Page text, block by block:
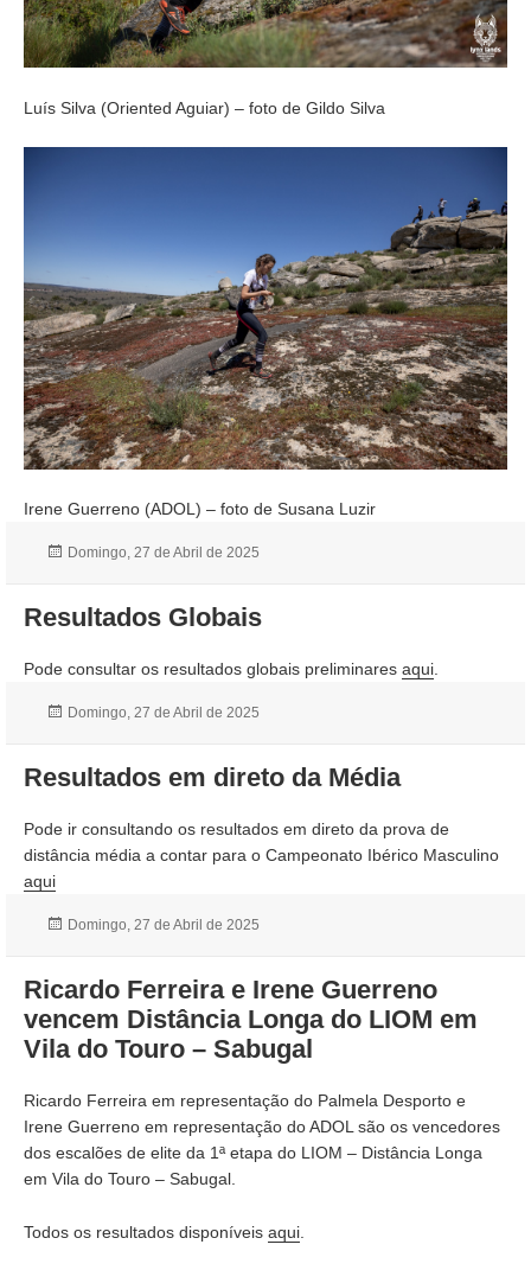
Luís Silva (Oriented Aguiar) – foto de Gildo Silva
Irene Guerreno (ADOL) – foto de Susana Luzir
Publicado
Domingo, 27 de Abril de 2025
Resultados Globais
Pode consultar os resultados globais preliminares aqui.
Publicado
Domingo, 27 de Abril de 2025
Resultados em direto da Média
Pode ir consultando os resultados em direto da prova de
distância média a contar para o Campeonato Ibérico Masculino
aqui
Publicado
Domingo, 27 de Abril de 2025
Ricardo Ferreira e Irene Guerreno
vencem Distância Longa do LIOM em
Vila do Touro – Sabugal
Ricardo Ferreira em representação do Palmela Desporto e
Irene Guerreno em representação do ADOL são os vencedores
dos escalões de elite da 1ª etapa do LIOM – Distância Longa
em Vila do Touro – Sabugal.
Todos os resultados disponíveis aqui